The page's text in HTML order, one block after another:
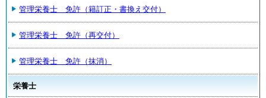
管理栄養士 免許（籍訂正・書換え交付）
管理栄養士 免許（再交付）
管理栄養士 免許（抹消）
栄養士